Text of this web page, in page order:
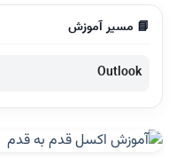
📘 مسیر آموزش
Outlook